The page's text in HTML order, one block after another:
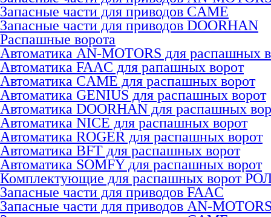
Запасные части для приводов CAME
Запасные части для приводов DOORHAN
Распашные ворота
Автоматика AN-MOTORS для распашных
Автоматика FAAC для рапашных ворот
Автоматика CAME для раcпашных ворот
Автоматика GENIUS для раcпашных ворот
Автоматика DOORHAN для раcпашных
Автоматика NICE для раcпашных ворот
Автоматика ROGER для раcпашных ворот
Автоматика BFT для раcпашных ворот
Автоматика SOMFY для распашных ворот
Комплектующие для распашных ворот
Запасные части для приводов FAAC
Запасные части для приводов AN-